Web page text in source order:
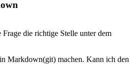
die richtige Stelle unter dem
Markdown(git) machen. Kann ich den